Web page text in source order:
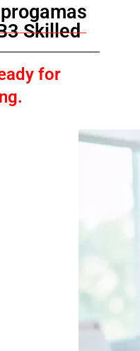
Skilled
for